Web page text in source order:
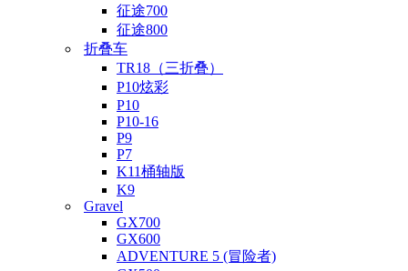
征途700
征途800
折叠车
TR18（三折叠）
P10炫彩
P10
P10-16
P9
P7
K11桶轴版
K9
Gravel
GX700
GX600
ADVENTURE 5 (冒险者)